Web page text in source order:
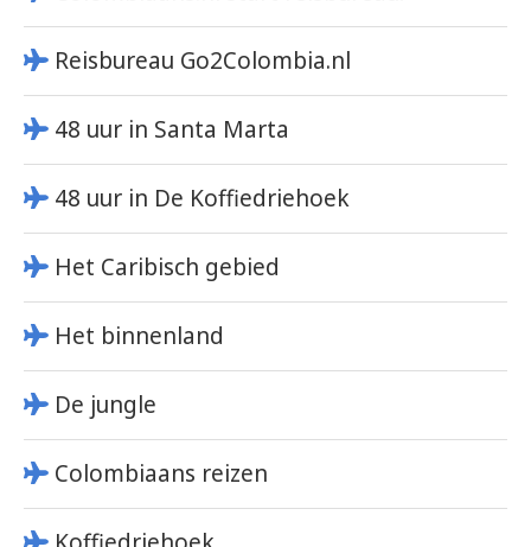
Reisbureau Go2Colombia.nl
48 uur in Santa Marta
48 uur in De Koffiedriehoek
Het Caribisch gebied
Het binnenland
De jungle
Colombiaans reizen